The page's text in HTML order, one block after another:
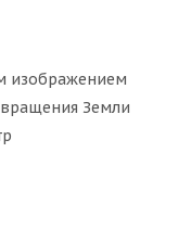
изображением
Земли